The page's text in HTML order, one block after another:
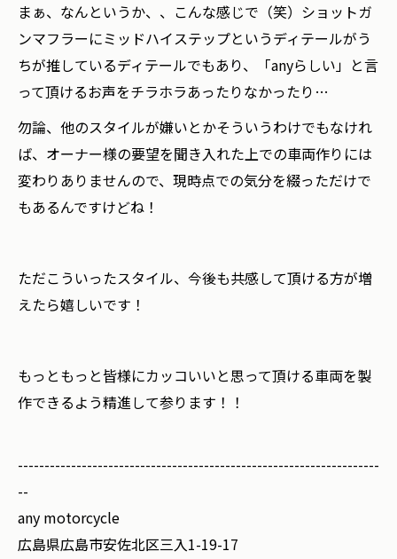
まぁ、なんというか、、こんな感じで（笑）ショットガ
ンマフラーにミッドハイステップというディテールがう
ちが推しているディテールでもあり、「anyらしい」と言
って頂けるお声をチラホラあったりなかったり…
勿論、他のスタイルが嫌いとかそういうわけでもなけれ
ば、オーナー様の要望を聞き入れた上での車両作りには
変わりありませんので、現時点での気分を綴っただけで
もあるんですけどね！
ただこういったスタイル、今後も共感して頂ける方が増
えたら嬉しいです！
もっともっと皆様にカッコいいと思って頂ける車両を製
作できるよう精進して参ります！！
--------------------------------------------------------------------
--
any motorcycle
広島県広島市安佐北区三入1-19-17